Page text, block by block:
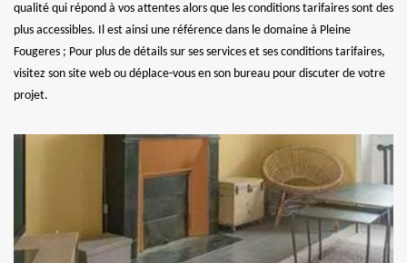
qualité qui répond à vos attentes alors que les conditions tarifaires sont des
plus accessibles. Il est ainsi une référence dans le domaine à Pleine
Fougeres ; Pour plus de détails sur ses services et ses conditions tarifaires,
visitez son site web ou déplace-vous en son bureau pour discuter de votre
projet.